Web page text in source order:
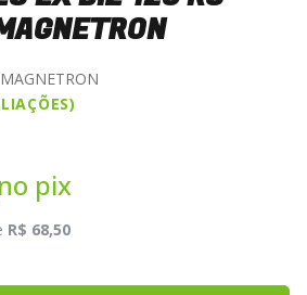
MAGNETRON
no pix
R$ 68,50